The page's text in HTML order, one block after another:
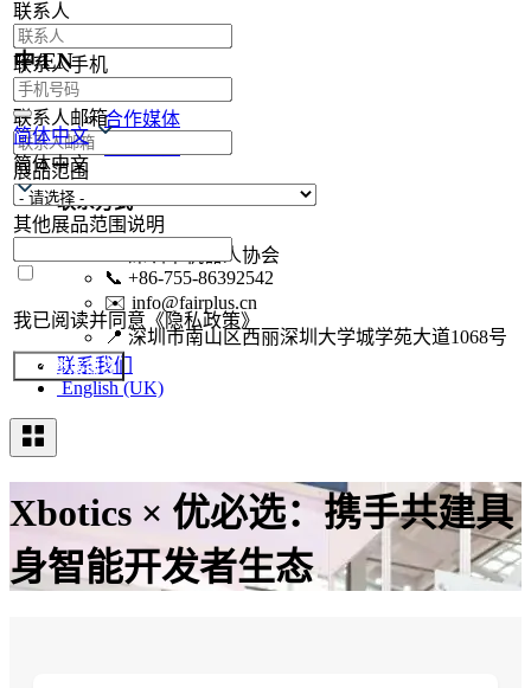
现场集锦
合作媒体
联系方式
深圳市机器人协会
📞 +86-755-86392542
✉️ info@fairplus.cn
📍 深圳市南山区西丽深圳大学城学苑大道1068号
联系我们
English (UK)
Xbotics × 优必选：携手共建具
身智能开发者生态
联系人
联系人手机
联系人邮箱
展品范围
其他展品范围说明
我已阅读并同意《隐私政策》
提交参展报名
中/EN
简体中文
简体中文